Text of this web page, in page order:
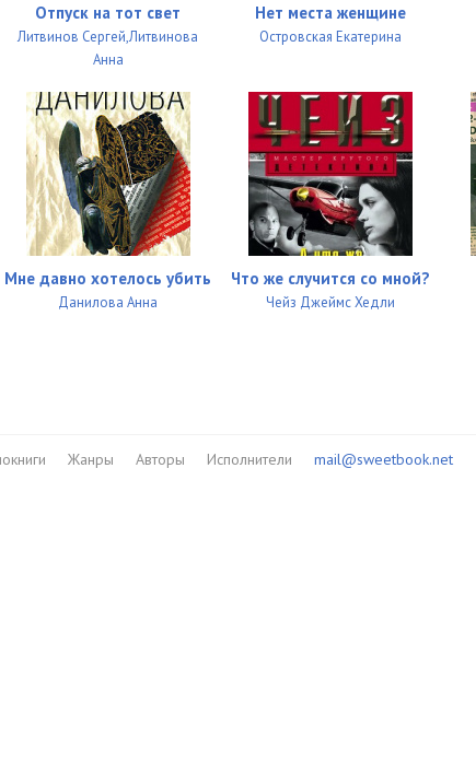
Отпуск на тот свет
Литвинов Сергей,Литвинова
Анна
Нет места женщине
Островская Екатерина
Мне давно хотелось убить
Данилова Анна
Что же случится со мной?
Чейз Джеймс Хедли
Жанры Авторы Исполнители mail@sweetbook.net